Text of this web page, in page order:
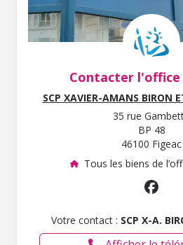
Contacter
SCP XAVIER-AMANS BIRON
35 rue
BP 48
46100 Figeac
Tous les biens de
Votre contact : SCP X-A.